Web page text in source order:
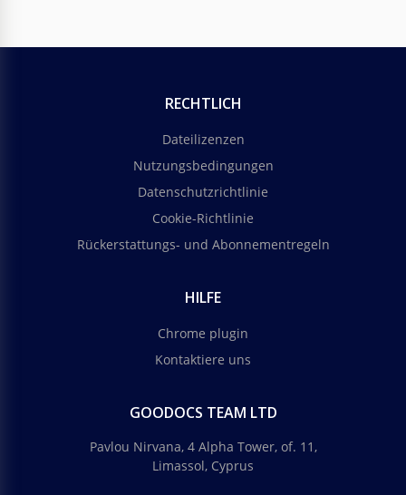
RECHTLICH
Dateilizenzen
Nutzungsbedingungen
Datenschutzrichtlinie
Cookie-Richtlinie
Rückerstattungs- und Abonnementregeln
HILFE
Chrome plugin
Kontaktiere uns
GOODOCS TEAM LTD
Pavlou Nirvana, 4 Alpha Tower, of. 11,
Limassol, Cyprus